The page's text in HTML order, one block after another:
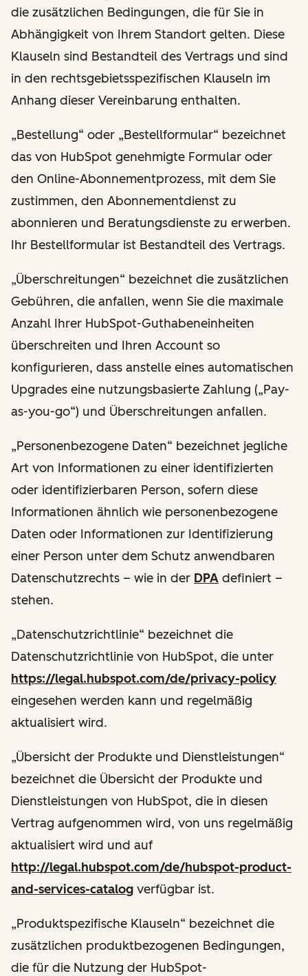
die zusätzlichen Bedingungen, die für Sie in
Abhängigkeit von Ihrem Standort gelten. Diese
Klauseln sind Bestandteil des Vertrags und sind
in den rechtsgebietsspezifischen Klauseln im
Anhang dieser Vereinbarung enthalten.
„Bestellung“ oder „Bestellformular“ bezeichnet
das von HubSpot genehmigte Formular oder
den Online-Abonnementprozess, mit dem Sie
zustimmen, den Abonnementdienst zu
abonnieren und Beratungsdienste zu erwerben.
Ihr Bestellformular ist Bestandteil des Vertrags.
„Überschreitungen“ bezeichnet die zusätzlichen
Gebühren, die anfallen, wenn Sie die maximale
Anzahl Ihrer HubSpot-Guthabeneinheiten
überschreiten und Ihren Account so
konfigurieren, dass anstelle eines automatischen
Upgrades eine nutzungsbasierte Zahlung („Pay-
as-you-go“) und Überschreitungen anfallen.
„Personenbezogene Daten“ bezeichnet jegliche
Art von Informationen zu einer identifizierten
oder identifizierbaren Person, sofern diese
Informationen ähnlich wie personenbezogene
Daten oder Informationen zur Identifizierung
einer Person unter dem Schutz anwendbaren
Datenschutzrechts – wie in der DPA definiert –
stehen.
„Datenschutzrichtlinie“ bezeichnet die
Datenschutzrichtlinie von HubSpot, die unter
https://legal.hubspot.com/de/privacy-policy
eingesehen werden kann und regelmäßig
aktualisiert wird.
„Übersicht der Produkte und Dienstleistungen“
bezeichnet die Übersicht der Produkte und
Dienstleistungen von HubSpot, die in diesen
Vertrag aufgenommen wird, von uns regelmäßig
aktualisiert wird und auf
http://legal.hubspot.com/de/hubspot-product-
and-services-catalog verfügbar ist.
„Produktspezifische Klauseln“ bezeichnet die
zusätzlichen produktbezogenen Bedingungen,
die für die Nutzung der HubSpot-